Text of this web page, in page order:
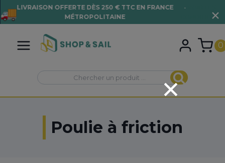
contenu
0
Recherche
pour :
Recherche
Poulie à friction
LIVRAISON OFFERTE DÈS 250 € TTC EN FRANCE
MÉTROPOLITAINE
•
CONDITIONS